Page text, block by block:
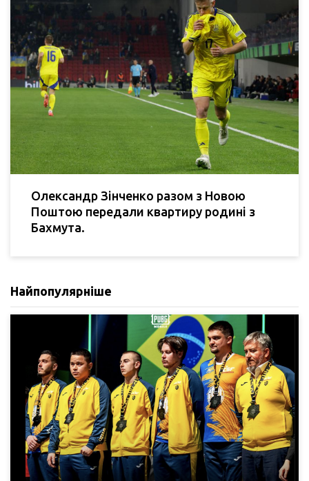
Олександр Зінченко разом з Новою
Поштою передали квартиру родині з
Бахмута.
Найпопулярніше